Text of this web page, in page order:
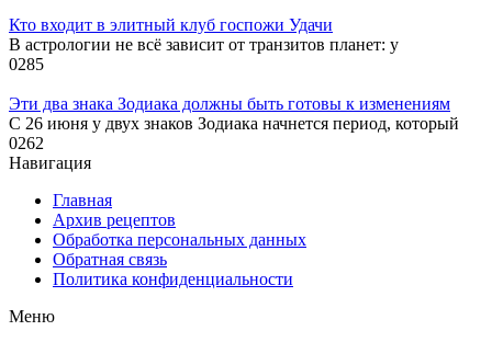
Кто входит в элитный клуб госпожи Удачи
В астрологии не всё зависит от транзитов планет: у
0285
Эти два знака Зодиака должны быть готовы к изменениям
С 26 июня у двух знаков Зодиака начнется период, который
0262
Навигация
Главная
Архив рецептов
Обработка персональных данных
Обратная связь
Политика конфиденциальности
Меню